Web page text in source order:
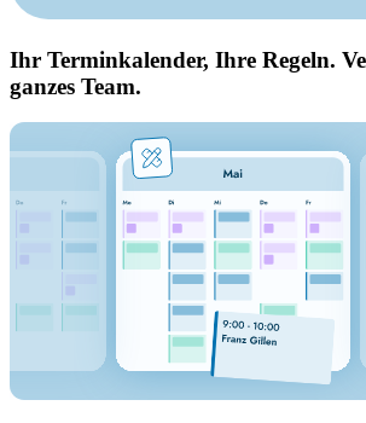
Ihr Terminkalender, Ihre Regeln.
ganzes Team.